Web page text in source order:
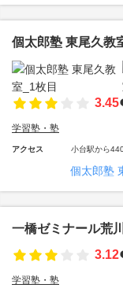
個太郎塾 東尾久教
3.45
学習塾・塾
アクセス 小台駅から
個太郎塾
一橋ゼミナール荒
3.12
学習塾・塾